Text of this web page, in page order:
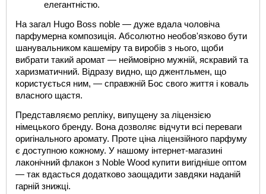
елегантністю.
На загал Hugo Boss noble — дуже вдала чоловіча
парфумерна композиція. Абсолютно необов'язково бути
шанувальником кашеміру та виробів з нього, щоби
вибрати такий аромат — неймовірно мужній, яскравий та
харизматичний. Відразу видно, що джентльмен, що
користується ним, — справжній Бос свого життя і коваль
власного щастя.
Представляємо репліку, випущену за ліцензією
німецького бренду. Вона дозволяє відчути всі переваги
оригінального аромату. Проте ціна ліцензійного парфуму
є доступною кожному. У нашому інтернет-магазині
лаконічний флакон з Noble Wood купити вигідніше оптом
— так вдасться додатково заощадити завдяки наданій
гарній знижці.